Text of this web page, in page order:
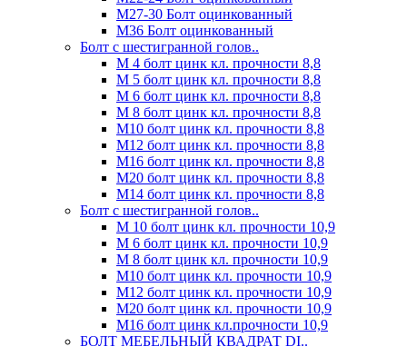
М27-30 Болт оцинкованный
М36 Болт оцинкованный
Болт с шестигранной голов..
М 4 болт цинк кл. прочности 8,8
М 5 болт цинк кл. прочности 8,8
М 6 болт цинк кл. прочности 8,8
М 8 болт цинк кл. прочности 8,8
М10 болт цинк кл. прочности 8,8
М12 болт цинк кл. прочности 8,8
М16 болт цинк кл. прочности 8,8
М20 болт цинк кл. прочности 8,8
М14 болт цинк кл. прочности 8,8
Болт с шестигранной голов..
М 10 болт цинк кл. прочности 10,9
М 6 болт цинк кл. прочности 10,9
М 8 болт цинк кл. прочности 10,9
М10 болт цинк кл. прочности 10,9
М12 болт цинк кл. прочности 10,9
М20 болт цинк кл. прочности 10,9
М16 болт цинк кл.прочности 10,9
БОЛТ МЕБЕЛЬНЫЙ КВАДРАТ DI..